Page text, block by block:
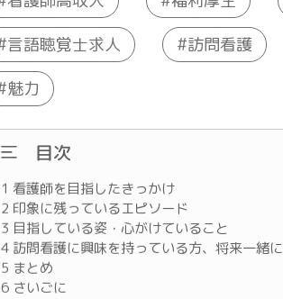
言語聴覚士求人 訪問看護
魅力
目次
1 看護師を目指したきっかけ
2 印象に残っているエピソード
3 目指している姿・心がけていること
4訪問看護に興味を持っている方、将来一緒
5 まとめ
6さいごに